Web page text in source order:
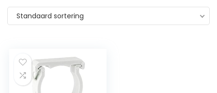
Standaard sortering